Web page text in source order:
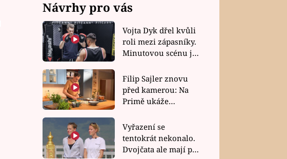
Návrhy pro vás
Vojta Dyk dřel kvůli
roli mezi zápasníky.
Minutovou scénu jel
Filip Sajler znovu
před kamerou: Na
Primě ukáže
rychlé recepty
Vyřazení se
tentokrát nekonalo.
Dvojčata ale mají po